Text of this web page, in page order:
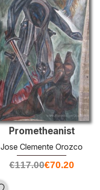
Prometheanist
Jose Clemente Orozco
€117.00€70.20